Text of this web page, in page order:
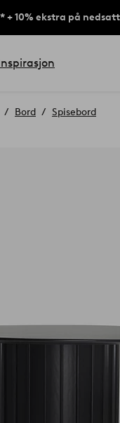
+ 10% ekstra på
Bord Spisebord